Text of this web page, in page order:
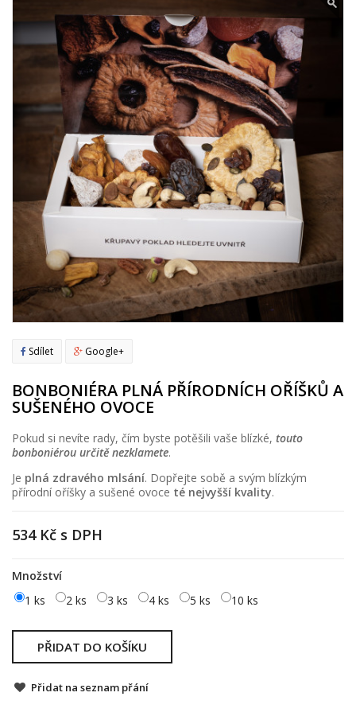
Sdílet Google+
BONBONIÉRA PLNÁ PŘÍRODNÍCH OŘÍŠKŮ A
SUŠENÉHO OVOCE
Pokud si nevíte rady, čím byste potěšili vaše blízké, touto
bonboniérou určitě nezklamete.
Je plná zdravého mlsání. Dopřejte sobě a svým blízkým
přírodní oříšky a sušené ovoce té nejvyšší kvality.
534 Kč s DPH
Množství
1 ks
2 ks 3 ks 4 ks 5 ks 10 ks
PŘIDAT DO KOŠÍKU
Přidat na seznam přání